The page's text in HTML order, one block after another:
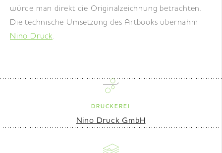
würde man direkt die Originalzeichnung betrachten.
Die technische Umsetzung des Artbooks übernahm
Nino Druck.
DRUCKEREI
Nino Druck GmbH